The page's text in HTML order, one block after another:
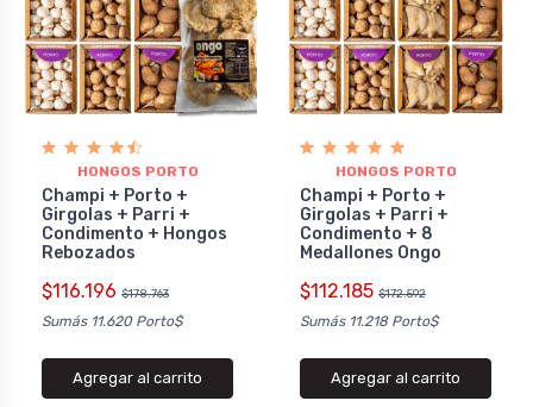
HONGOS PORTO
Champi + Porto +
Girgolas + Parri +
Condimento + Hongos
Rebozados
$116.196 $178.763
Sumás 11.620 Porto$
Agregar al carrito
HONGOS PORTO
Champi + Porto +
Girgolas + Parri +
Condimento + 8
Medallones Ongo
$112.185 $172.592
Sumás 11.218 Porto$
Agregar al carrito